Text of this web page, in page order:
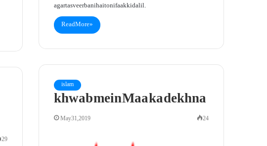
agar tasveer bani hai to nifaak ki dalil.
Read More »
islam
khwab mein Maa ka dekhna
May 31, 2019 24
29